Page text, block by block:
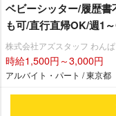
ベビーシッター/履歴
も可/直行直帰OK/週1
株式会社アズスタッフ わん
時給1,500円～3,000円
アルバイト・パート / 東京都